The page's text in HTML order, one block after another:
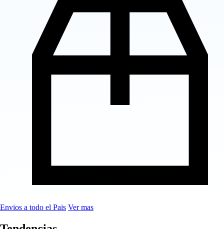
Envios a todo el Pais Ver mas